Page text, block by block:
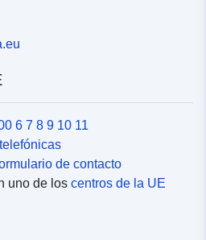
6 7 8 9 10 11
de contacto
uno de los centros de la UE